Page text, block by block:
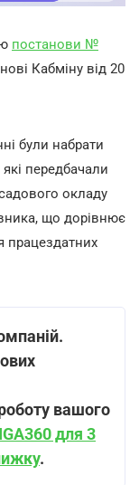
постанови №
Кабміну від 20
були набрати
які передбачали
окладу
що дорівнює
працездатних
вашого
для 3
.